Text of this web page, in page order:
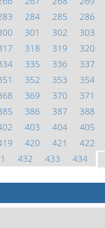
284 285 286
301 302 303
318 319 320
335 336 337
352 353 354
369 370 371
386 387 388
403 404 405
420 421 422
432 433 434